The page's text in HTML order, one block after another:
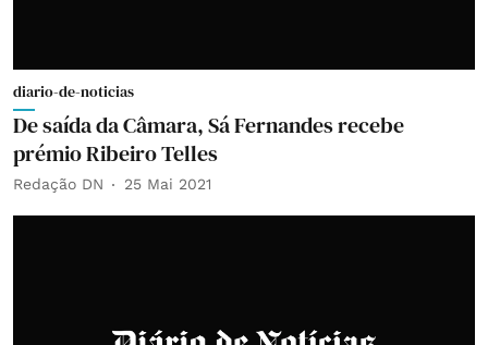
diario-de-noticias
De saída da Câmara, Sá Fernandes recebe
prémio Ribeiro Telles
Redação DN 25 Mai 2021